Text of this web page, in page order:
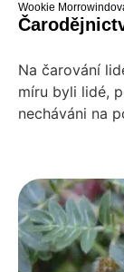
Wookie
Na čarování
míru byli lidé,
necháváni na